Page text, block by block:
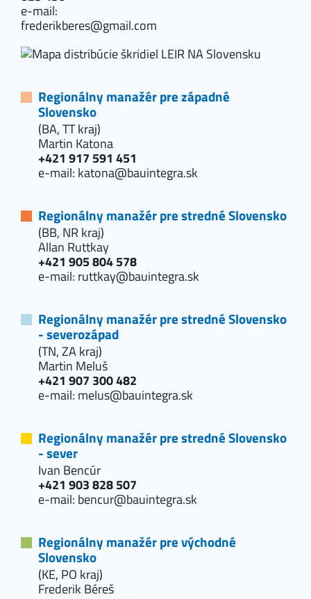
e-mail:
frederikberes@gmail.com
Regionálny manažér pre západné
Slovensko
(BA, TT kraj)
Martin Katona
+421 917 591 451
e-mail: katona@bauintegra.sk
Regionálny manažér pre stredné Slovensko
(BB, NR kraj)
Allan Ruttkay
+421 905 804 578
e-mail: ruttkay@bauintegra.sk
Regionálny manažér pre stredné Slovensko
- severozápad
(TN, ZA kraj)
Martin Meluš
+421 907 300 482
e-mail: melus@bauintegra.sk
Regionálny manažér pre stredné Slovensko
- sever
Ivan Bencúr
+421 903 828 507
e-mail: bencur@bauintegra.sk
Regionálny manažér pre východné
Slovensko
(KE, PO kraj)
Frederik Béreš